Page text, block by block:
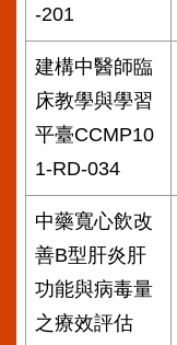
-201
建構中醫師臨
床教學與學習
平臺CCMP10
1-RD-034
中藥寬心飲改
善B型肝炎肝
功能與病毒量
之療效評估